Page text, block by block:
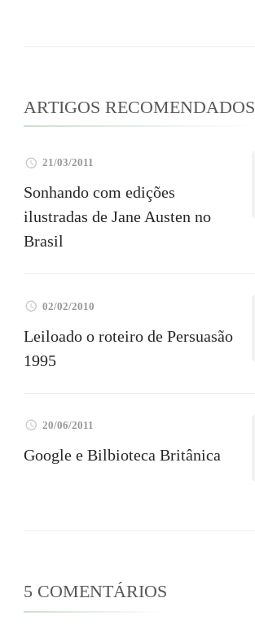
ARTIGOS RECOMENDADOS
21/03/2011
Sonhando com edições
ilustradas de Jane Austen no
Brasil
02/02/2010
Leiloado o roteiro de Persuasão
1995
20/06/2011
Google e Bilbioteca Britânica
5 COMENTÁRIOS